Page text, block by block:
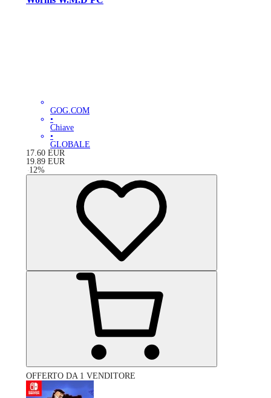
GOG.COM
•
Chiave
•
GLOBALE
17.60 EUR
19.89 EUR
-12%
OFFERTO DA 1 VENDITORE